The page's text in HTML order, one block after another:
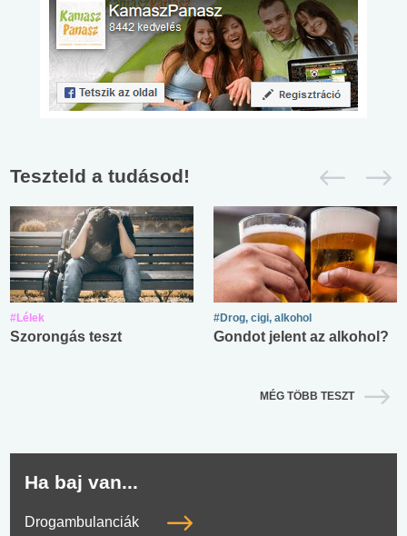
Teszteld a tudásod!
#Lélek
Szorongás teszt
#Drog, cigi, alkohol
Gondot jelent az alkohol?
MÉG TÖBB TESZT
Ha baj van...
Drogambulanciák